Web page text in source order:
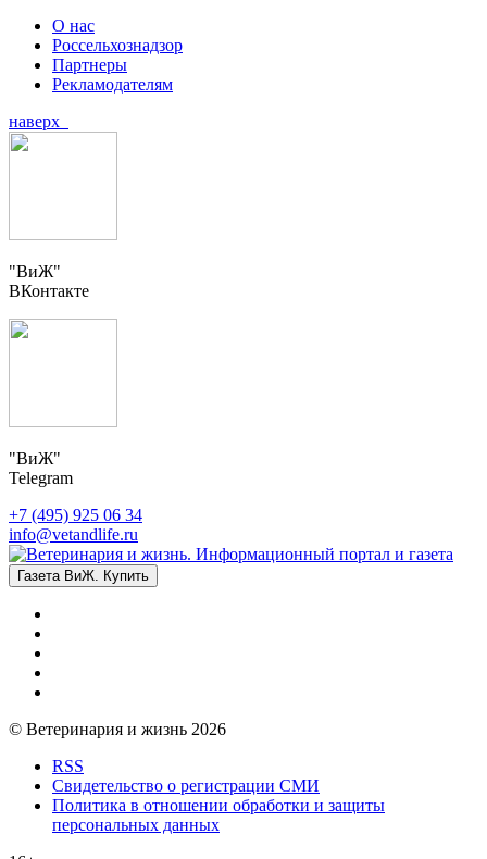
О нас
Россельхознадзор
Партнеры
Рекламодателям
наверх
"ВиЖ"
ВКонтакте
"ВиЖ"
Telegram
+7 (495) 925 06 34
info@vetandlife.ru
Газета ВиЖ. Купить
© Ветеринария и жизнь 2026
RSS
Свидетельство о регистрации СМИ
Политика в отношении обработки и защиты
персональных данных